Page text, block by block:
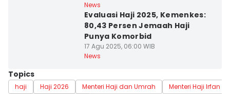
News
Evaluasi Haji 2025, Kemenkes:
80,43 Persen Jemaah Haji
Punya Komorbid
17 Agu 2025, 06:00 WIB
News
Topics
haji Haji 2026 Menteri Haji dan Umrah
Menteri Haji Irfan